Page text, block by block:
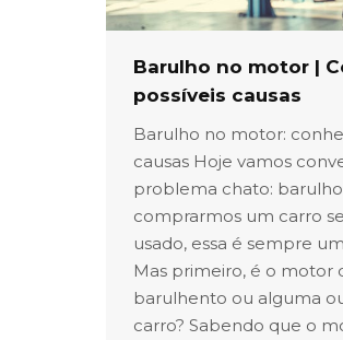
Barulho no motor |
possíveis causas
Barulho no motor:
causas Hoje vamos
problema chato:
comprarmos um carro
usado, essa é sempre
Mas primeiro, é o motor
barulhento ou alguma
carro? Sabendo que o